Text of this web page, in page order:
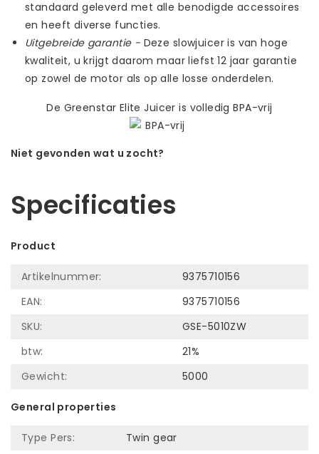
standaard geleverd met alle benodigde accessoires
en heeft diverse functies.
Uitgebreide garantie - Deze slowjuicer is van hoge
kwaliteit, u krijgt daarom maar liefst 12 jaar garantie
op zowel de motor als op alle losse onderdelen.
De Greenstar Elite Juicer is volledig BPA-vrij
Niet gevonden wat u zocht?
Specificaties
Product
Artikelnummer:
9375710156
EAN:
9375710156
SKU:
GSE-5010ZW
btw:
21%
Gewicht:
5000
General properties
Type Pers:
Twin gear